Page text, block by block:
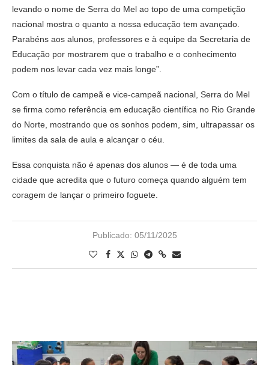
levando o nome de Serra do Mel ao topo de uma competição
nacional mostra o quanto a nossa educação tem avançado.
Parabéns aos alunos, professores e à equipe da Secretaria de
Educação por mostrarem que o trabalho e o conhecimento
podem nos levar cada vez mais longe”.
Com o título de campeã e vice-campeã nacional, Serra do Mel
se firma como referência em educação científica no Rio Grande
do Norte, mostrando que os sonhos podem, sim, ultrapassar os
limites da sala de aula e alcançar o céu.
Essa conquista não é apenas dos alunos — é de toda uma
cidade que acredita que o futuro começa quando alguém tem
coragem de lançar o primeiro foguete.
Publicado: 05/11/2025